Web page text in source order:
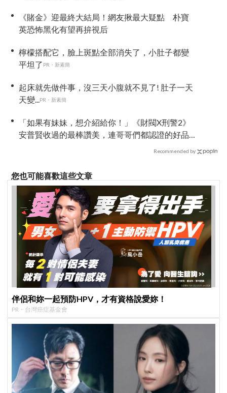
《賭金》迎最終大結局！網友揪最大疑點 朴寶
英恐怖黑化有望再拚視后
檸檬搭配它，臉上斑點全部消失了，小肚子都變
平坦了 PR・新素簡
起床就先做件事，沒三天小腹就不見了! 肚子一天
天變...PR・新素簡
「如果有妹妹，想介紹給你！」《財閥X刑警2》
安普賢收過的最棒讚美，連哥哥們都認證的好品
Recommended by
您也可能喜歡這些文章
伴侶和妳一起預防HPV，才有資格說愛妳！
PR・台灣癌症基金會